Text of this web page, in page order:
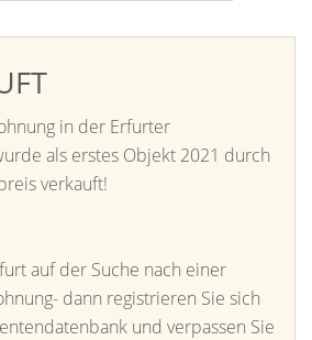
in der Erfurter
als erstes Objekt 2021 durch
verkauft!
auf der Suche nach einer
dann registrieren Sie sich
und verpassen Sie